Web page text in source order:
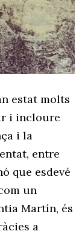
estat molts
i incloure
i la
entre
que esdevé
un
Martín, és
a